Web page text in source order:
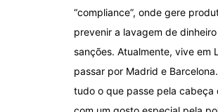
“compliance”, onde gere
prevenir a lavagem de
sanções. Atualmente, vive em
passar por Madrid e
tudo o que passe pela cabeça